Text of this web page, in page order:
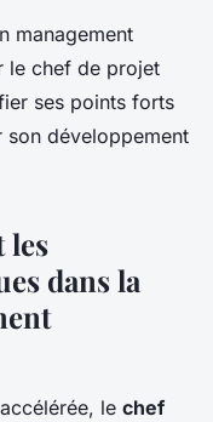
management
le chef de projet
ses points forts
développement
les
dans la
le chef